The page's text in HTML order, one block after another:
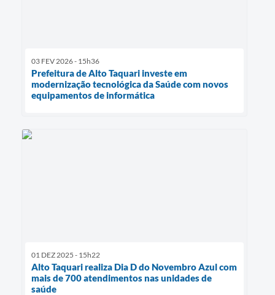
03 FEV 2026 - 15h36
Prefeitura de Alto Taquari investe em
modernização tecnológica da Saúde com novos
equipamentos de informática
01 DEZ 2025 - 15h22
Alto Taquari realiza Dia D do Novembro Azul com
mais de 700 atendimentos nas unidades de
saúde